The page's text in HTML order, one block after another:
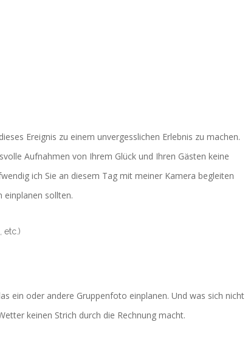
Ereignis zu einem unvergesslichen Erlebnis zu machen.
Aufnahmen von Ihrem Glück und Ihren Gästen keine
ich Sie an diesem Tag mit meiner Kamera begleiten
einplanen sollten.
etc.)
ein oder andere Gruppenfoto einplanen. Und was sich nicht
keinen Strich durch die Rechnung macht.